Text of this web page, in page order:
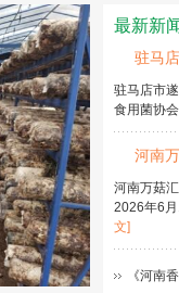
最新新
驻马
驻马店市
食用菌协
河南
河南万菇
2026年6
文]
《河南